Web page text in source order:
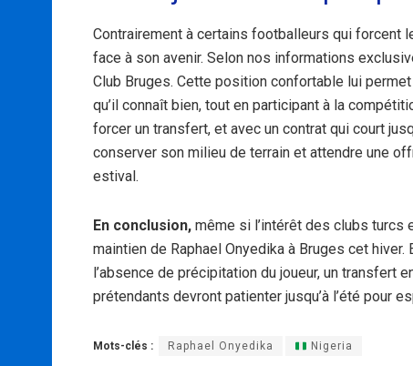
Contrairement à certains footballeurs qui forcent
face à son avenir. Selon nos informations
Club Bruges. Cette position confortable lui
qu’il connaît bien, tout en participant à la
forcer un transfert, et avec un contrat qui court
conserver son milieu de terrain et attendre une
estival.
En conclusion, même si l’intérêt des clubs turcs
maintien de Raphael Onyedika à Bruges cet
l’absence de précipitation du joueur, un transfert
prétendants devront patienter jusqu’à l’été pour
Mots-clés : Raphael Onyedika Nigeria